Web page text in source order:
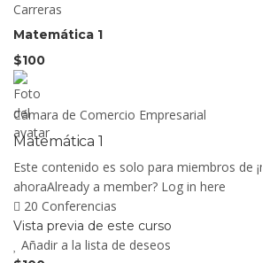
Carreras
Matemática 1
$100
Cámara de Comercio Empresarial
Matemática 1
Este contenido es solo para miembros de
ahoraAlready a member? Log in here
20 Conferencias
Vista previa de este curso
Añadir a la lista de deseos